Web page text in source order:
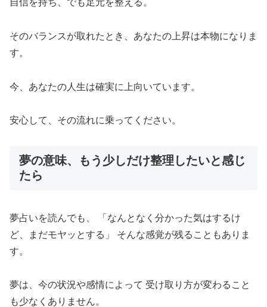
自信を持ち、でも足元を整える。
そのバランスが取れたとき、あなたの上昇は本物になりま
す。
今、あなたの人生は確実に上向いています。
安心して、その流れに乗ってください。
夢の意味、もう少しだけ整理したいと感じ
たら
夢占いを読んでも、 「なんとなく分かった気はするけ
ど、まだモヤッとする」 そんな感覚が残ることもありま
す。
夢は、今の状況や感情によって 受け取り方が変わること
も少なくありません。